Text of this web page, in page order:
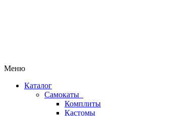
Меню
Каталог
Самокаты
Комплиты
Кастомы